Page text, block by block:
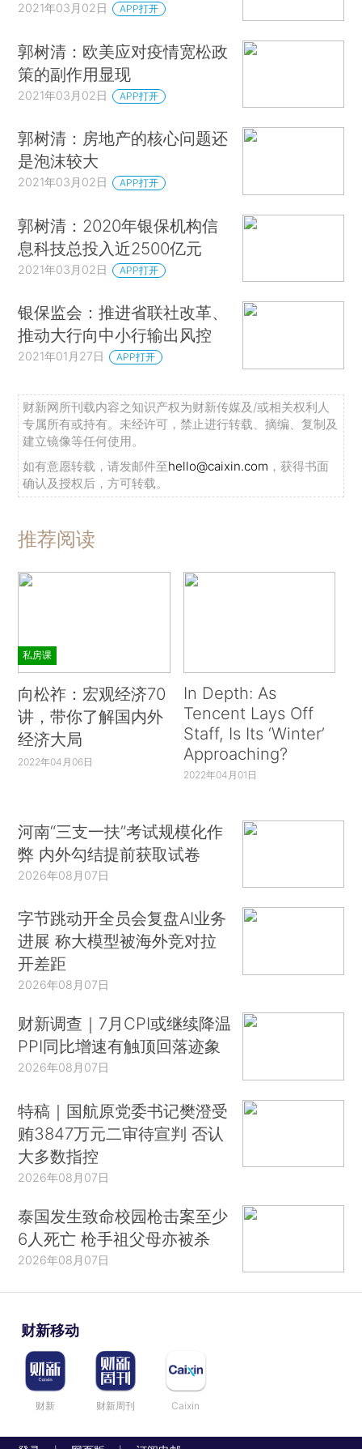
2021年03月02日 APP打开
郭树清：欧美应对疫情宽松政
策的副作用显现
2021年03月02日 APP打开
郭树清：房地产的核心问题还
是泡沫较大
2021年03月02日 APP打开
郭树清：2020年银保机构信
息科技总投入近2500亿元
2021年03月02日 APP打开
银保监会：推进省联社改革、
推动大行向中小行输出风控
2021年01月27日 APP打开
财新网所刊载内容之知识产权为财新传媒及/或相关权利人
专属所有或持有。未经许可，禁止进行转载、摘编、复制及
建立镜像等任何使用。
如有意愿转载，请发邮件至hello@caixin.com ，获得书面
确认及授权后，方可转载。
推荐阅读
私房课
向松祚：宏观经济70
讲，带你了解国内外
经济大局
2022年04月06日
In Depth: As
Tencent Lays Off
Staff, Is Its ‘Winter’
Approaching?
2022年04月01日
河南“三支一扶”考试规模化作
弊 内外勾结提前获取试卷
2026年08月07日
字节跳动开全员会复盘AI业务
进展 称大模型被海外竞对拉
开差距
2026年08月07日
财新调查｜7月CPI或继续降温
PPI同比增速有触顶回落迹象
2026年08月07日
特稿｜国航原党委书记樊澄受
贿3847万元二审待宣判 否认
大多数指控
2026年08月07日
泰国发生致命校园枪击案至少
6人死亡 枪手祖父母亦被杀
2026年08月07日
财新移动
财新 财新周刊 Caixin